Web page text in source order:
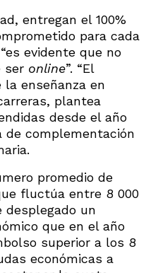
entregan el 100%
para cada
evidente que no
ser online”. “El
enseñanza en
plantea
desde el año
de complementación
promedio de
fluctúa entre 8 000
desplegado un
que en el año
superior a los 8
económicas a